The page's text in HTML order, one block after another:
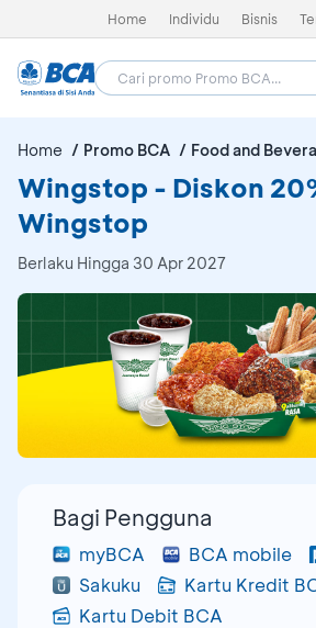
Home Individu Bisnis
Home Promo BCA Food and
Wingstop - Diskon
Wingstop
Berlaku Hingga 30 Apr 2027
Bagi Pengguna
myBCA BCA mobile
Sakuku
Kartu Kredit
Kartu Debit BCA